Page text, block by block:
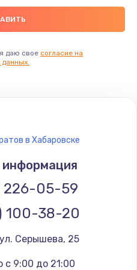
даю свое согласие на
в Хабаровске
информация
226-05-59
100-38-20
ул. Серышева, 25
с 9:00 до 21:00